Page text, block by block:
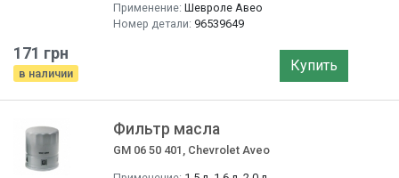
Применение: Шевроле Авео
Номер детали: 96539649
171 грн
в наличии Купить
Фильтр маслa
GM 06 50 401, Chevrolet Aveo